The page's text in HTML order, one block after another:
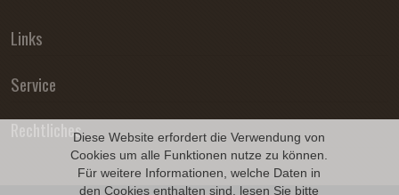
Diese Website erfordert die Verwendung von
Cookies um alle Funktionen nutze zu können.
Für weitere Informationen, welche Daten in
den Cookies enthalten sind, lesen Sie bitte
Links
Service
Rechtliches